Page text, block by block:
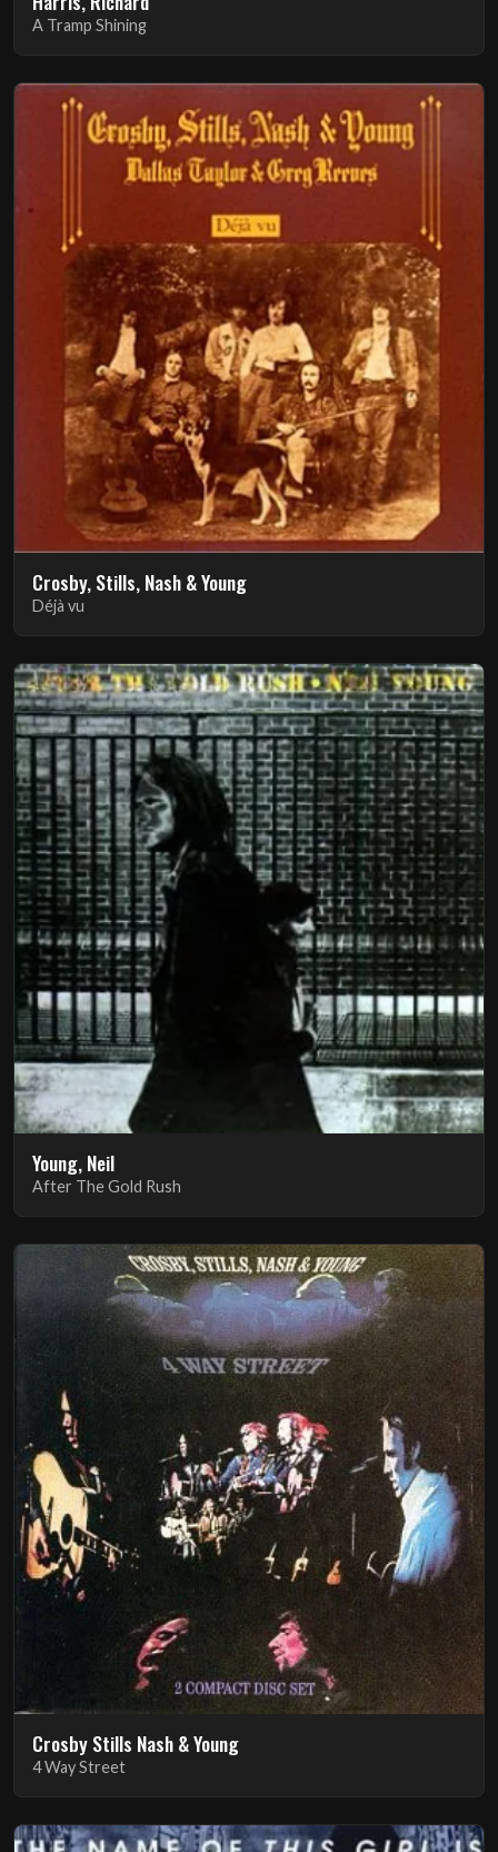
A Tramp Shining
Crosby, Stills, Nash & Young
Déjà vu
Young, Neil
After The Gold Rush
Crosby Stills Nash & Young
4 Way Street